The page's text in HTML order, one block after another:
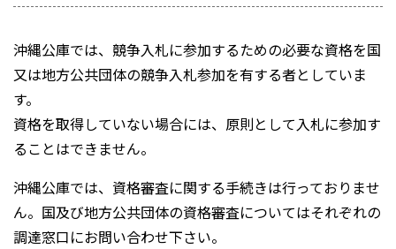
沖縄公庫では、競争入札に参加するための必要な資格を国
又は地方公共団体の競争入札参加を有する者としていま
す。
資格を取得していない場合には、原則として入札に参加す
ることはできません。
沖縄公庫では、資格審査に関する手続きは行っておりませ
ん。国及び地方公共団体の資格審査についてはそれぞれの
調達窓口にお問い合わせ下さい。